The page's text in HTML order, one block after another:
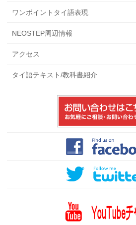
ワンポイントタイ語表現
NEOSTEP周辺情報
アクセス
タイ語テキスト/教科書紹介